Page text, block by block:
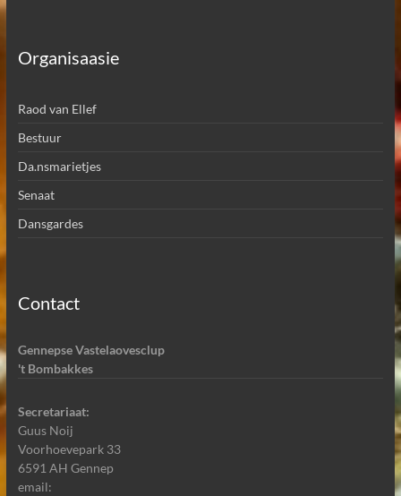
Organisaasie
Raod van Ellef
Bestuur
Da.nsmarietjes
Senaat
Dansgardes
Contact
Gennepse Vastelaovesclup
't Bombakkes
Secretariaat:
Guus Noij
Voorhoevepark 33
6591 AH Gennep
email: